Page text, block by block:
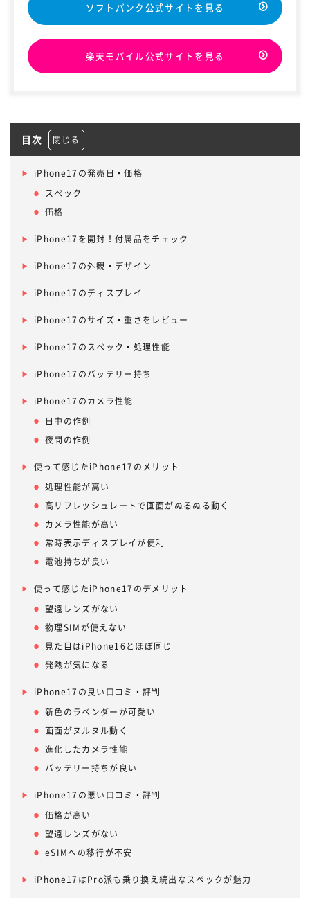
ソフトバンク公式サイトを見る
楽天モバイル公式サイトを見る
目次
iPhone17の発売日・価格
スペック
価格
iPhone17を開封！付属品をチェック
iPhone17の外観・デザイン
iPhone17のディスプレイ
iPhone17のサイズ・重さをレビュー
iPhone17のスペック・処理性能
iPhone17のバッテリー持ち
iPhone17のカメラ性能
日中の作例
夜間の作例
使って感じたiPhone17のメリット
処理性能が高い
高リフレッシュレートで画面がぬるぬる動く
カメラ性能が高い
常時表示ディスプレイが便利
電池持ちが良い
使って感じたiPhone17のデメリット
望遠レンズがない
物理SIMが使えない
見た目はiPhone16とほぼ同じ
発熱が気になる
iPhone17の良い口コミ・評判
新色のラベンダーが可愛い
画面がヌルヌル動く
進化したカメラ性能
バッテリー持ちが良い
iPhone17の悪い口コミ・評判
価格が高い
望遠レンズがない
eSIMへの移行が不安
iPhone17はPro派も乗り換え続出なスペックが魅力